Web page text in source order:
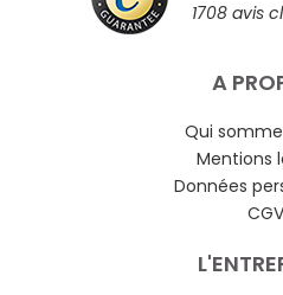
1708 avis
A
Qui
Mentions
Données
CGV